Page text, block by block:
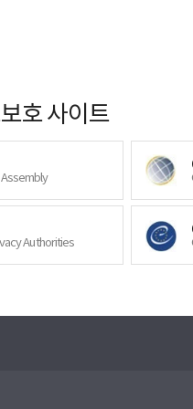
호 사이트
Authorities